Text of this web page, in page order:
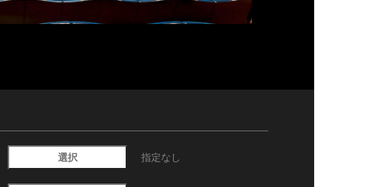
選択 指定なし